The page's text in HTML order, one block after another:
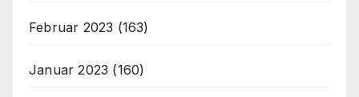
Februar 2023 (163)
Januar 2023 (160)